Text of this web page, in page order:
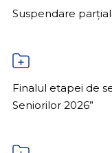
Suspendare
Finalul etapei de
Seniorilor 2026”